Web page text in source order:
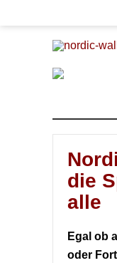
die
alle
Egal ob
oder